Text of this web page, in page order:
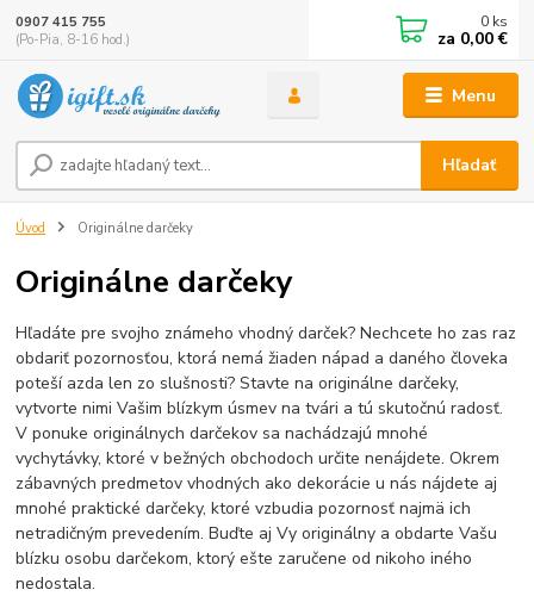
Menu
Hľadať
0907 415 755
(Po-Pia, 8-16 hod.)
0 ks
za 0,00 €
Úvod Originálne darčeky
Originálne darčeky
Hľadáte pre svojho známeho vhodný darček? Nechcete ho zas raz
obdariť pozornosťou, ktorá nemá žiaden nápad a daného človeka
poteší azda len zo slušnosti? Stavte na originálne darčeky,
vytvorte nimi Vašim blízkym úsmev na tvári a tú skutočnú radosť.
V ponuke originálnych darčekov sa nachádzajú mnohé
vychytávky, ktoré v bežných obchodoch určite nenájdete. Okrem
zábavných predmetov vhodných ako dekorácie u nás nájdete aj
mnohé praktické darčeky, ktoré vzbudia pozornosť najmä ich
netradičným prevedením. Buďte aj Vy originálny a obdarte Vašu
blízku osobu darčekom, ktorý ešte zaručene od nikoho iného
nedostala.